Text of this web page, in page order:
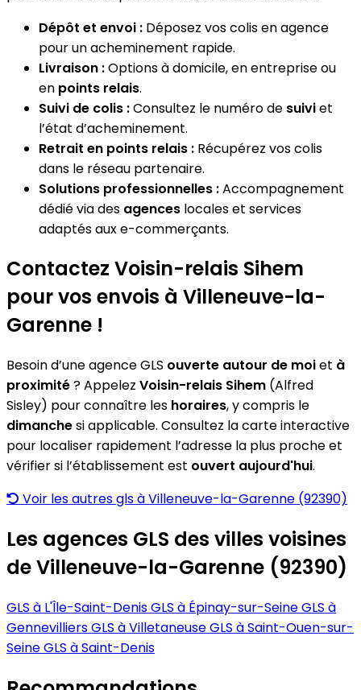
Dépôt et envoi : Déposez vos colis en agence
pour un acheminement rapide.
Livraison :Options à domicile, en entreprise ou
en points relais.
Suivi de colis :Consultez le numéro de suiviet
l’état d’acheminement.
Retrait en points relais : Récupérez vos colis
dans le réseau partenaire.
Solutions professionnelles :Accompagnement
dédié via des agences locales et services
adaptés aux e-commerçants.
Contactez Voisin-relais Sihem
pour vos envois à Villeneuve-la-
Garenne !
Besoin d’une agence GLS ouverte autour de moiet à
proximité? Appelez Voisin-relais Sihem (Alfred
Sisley) pour connaître les horaires, y compris le
dimanchesi applicable. Consultez la carte interactive
pour localiser rapidement l’adresse la plus proche et
vérifier si l’établissement est ouvert aujourd'hui.
Voir les autres gls à Villeneuve-la-Garenne (92390)
Les agences GLS des villes voisines
de Villeneuve-la-Garenne (92390)
GLS à L'Île-Saint-DenisGLS à Épinay-sur-SeineGLS à
GennevilliersGLS à VilletaneuseGLS à Saint-Ouen-sur-
SeineGLS à Saint-Denis